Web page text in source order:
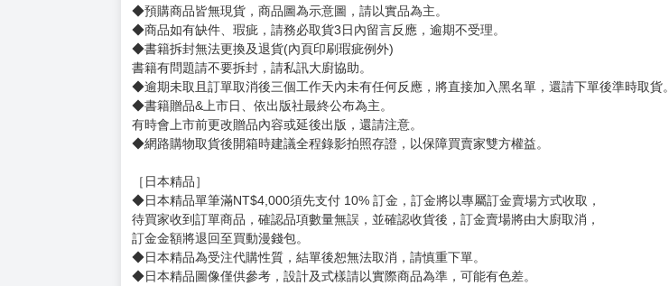
◆預購商品皆無現貨，商品圖為示意圖，請以實品為主。
◆商品如有缺件、瑕疵，請務必取貨3日內留言反應，逾期不受理。
◆書籍拆封無法更換及退貨(內頁印刷瑕疵例外)
書籍有問題請不要拆封，請私訊大廚協助。
◆逾期未取且訂單取消後三個工作天內未有任何反應，將直接加入黑名單，還請下單後準時取貨。
◆書籍贈品&上市日、依出版社最終公布為主。
有時會上市前更改贈品內容或延後出版，還請注意。
◆網路購物取貨後開箱時建議全程錄影拍照存證，以保障買賣家雙方權益。
［日本精品］
◆日本精品單筆滿NT$4,000須先支付 10% 訂金，訂金將以專屬訂金賣場方式收取，
待買家收到訂單商品，確認品項數量無誤，並確認收貨後，訂金賣場將由大廚取消，
訂金金額將退回至買動漫錢包。
◆日本精品為受注代購性質，結單後恕無法取消，請慎重下單。
◆日本精品圖像僅供參考，設計及式樣請以實際商品為準，可能有色差。